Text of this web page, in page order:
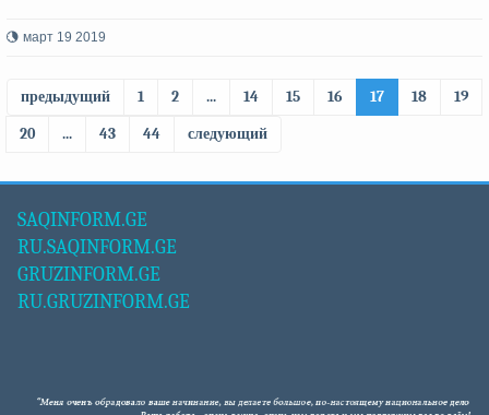
март 19 2019
предыдущий 1 2 ... 14 15 16 17 18
19
20
... 43 44 следующий
SAQINFORM.GE
RU.SAQINFORM.GE
GRUZINFORM.GE
RU.GRUZINFORM.GE